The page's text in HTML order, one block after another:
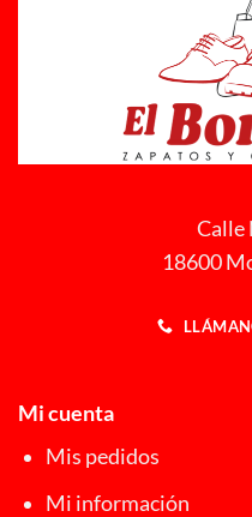
Calle
18600
Mi cuenta
Mis pedidos
Mi información